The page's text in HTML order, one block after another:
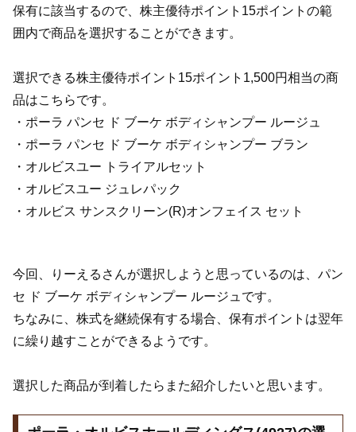
保有に該当するので、株主優待ポイント15ポイントの範
囲内で商品を選択することができます。
選択できる株主優待ポイント15ポイント1,500円相当の商
品はこちらです。
・ポーラ パンセ ド ブーケ ボディシャンプー ルージュ
・ポーラ パンセ ド ブーケ ボディシャンプー ブラン
・オルビスユー トライアルセット
・オルビスユー ジュレパック
・オルビス サンスクリーン(R)オンフェイス セット
今回、りーえるさんが選択しようと思っているのは、パン
セ ド ブーケ ボディシャンプー ルージュです。
ちなみに、株式を継続保有する場合、保有ポイントは翌年
に繰り越すことができるようです。
選択した商品が到着したらまた紹介したいと思います。